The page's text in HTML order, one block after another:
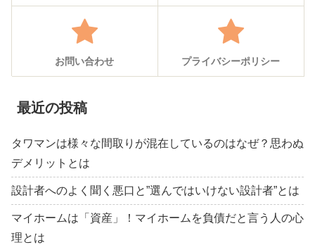
お問い合わせ プライバシーポリシー
最近の投稿
タワマンは様々な間取りが混在しているのはなぜ？思わぬ
デメリットとは
設計者へのよく聞く悪口と”選んではいけない設計者”とは
マイホームは「資産」！マイホームを負債だと言う人の心
理とは